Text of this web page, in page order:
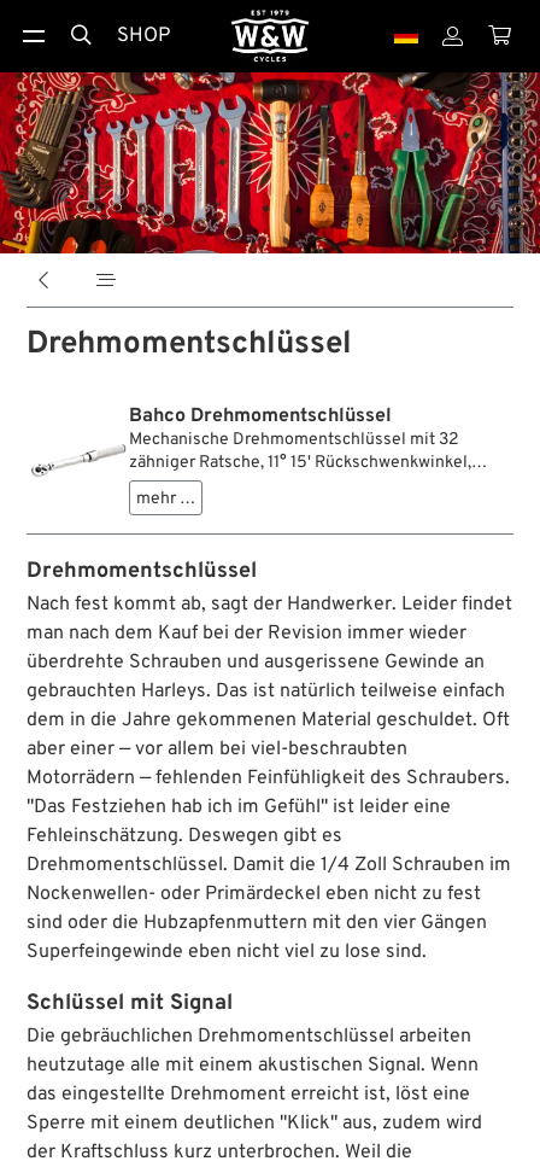
 SHOP  
 
Drehmomentschlüssel
Bahco Drehmomentschlüssel
Mechanische Drehmomentschlüssel mit 32
zähniger Ratsche, 11° 15' Rückschwenkwinkel,
Doppelskala (Nm/ft-lbs) und Umschaltratsche mit
integrierter Blockierfunktion. Ein gerändelter Griff
sorgt für guten Halt beim Arbeiten am Motorrad.
Linksrichtung.
mehr …
Drehmomentschlüssel
Nach fest kommt ab, sagt der Handwerker. Leider findet
man nach dem Kauf bei der Revision immer wieder
überdrehte Schrauben und ausgerissene Gewinde an
gebrauchten Harleys. Das ist natürlich teilweise einfach
dem in die Jahre gekommenen Material geschuldet. Oft
aber einer — vor allem bei viel-beschraubten
Motorrädern — fehlenden Feinfühligkeit des Schraubers.
"Das Festziehen hab ich im Gefühl" ist leider eine
Fehleinschätzung. Deswegen gibt es
Drehmomentschlüssel. Damit die 1/4 Zoll Schrauben im
Nockenwellen- oder Primärdeckel eben nicht zu fest
sind oder die Hubzapfenmuttern mit den vier Gängen
Superfeingewinde eben nicht viel zu lose sind.
Schlüssel mit Signal
Die gebräuchlichen Drehmomentschlüssel arbeiten
heutzutage alle mit einem akustischen Signal. Wenn
das eingestellte Drehmoment erreicht ist, löst eine
Sperre mit einem deutlichen "Klick" aus, zudem wird
der Kraftschluss kurz unterbrochen. Weil die